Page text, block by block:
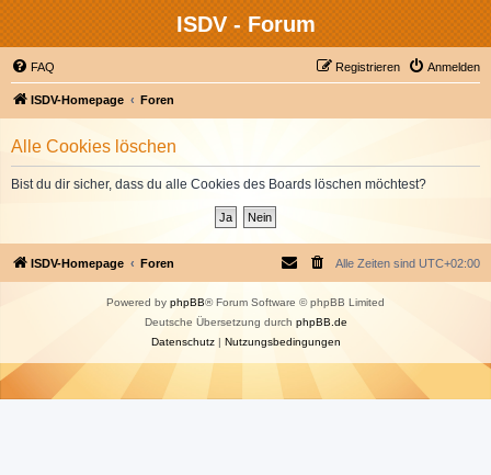
ISDV - Forum
FAQ Anmelden
Registrieren
ISDV-Homepage Foren
Alle Cookies löschen
Bist du dir sicher, dass du alle Cookies des Boards löschen möchtest?
ISDV-Homepage Foren Alle Zeiten sind UTC+02:00
Powered by phpBB® Forum Software © phpBB Limited
Deutsche Übersetzung durch phpBB.de
Datenschutz| Nutzungsbedingungen